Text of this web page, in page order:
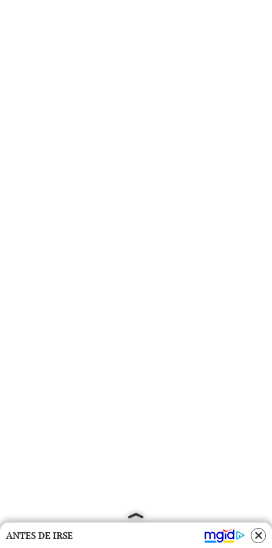
ANTES DE IRSE